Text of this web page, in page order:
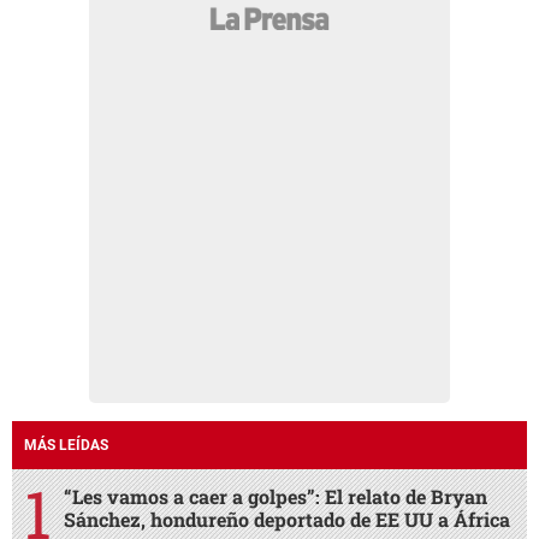
MÁS LEÍDAS
“Les vamos a caer a golpes”: El relato de Bryan
Sánchez, hondureño deportado de EE UU a África